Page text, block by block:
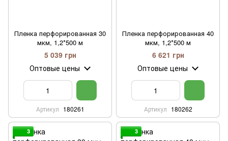
Пленка перфорированная 30
мкм, 1,2*500 м
5 039 грн
Оптовые цены
Артикул 180261
Пленка перфорированная 40
мкм, 1,2*500 м
6 621 грн
Оптовые цены
Артикул 180262
3 3